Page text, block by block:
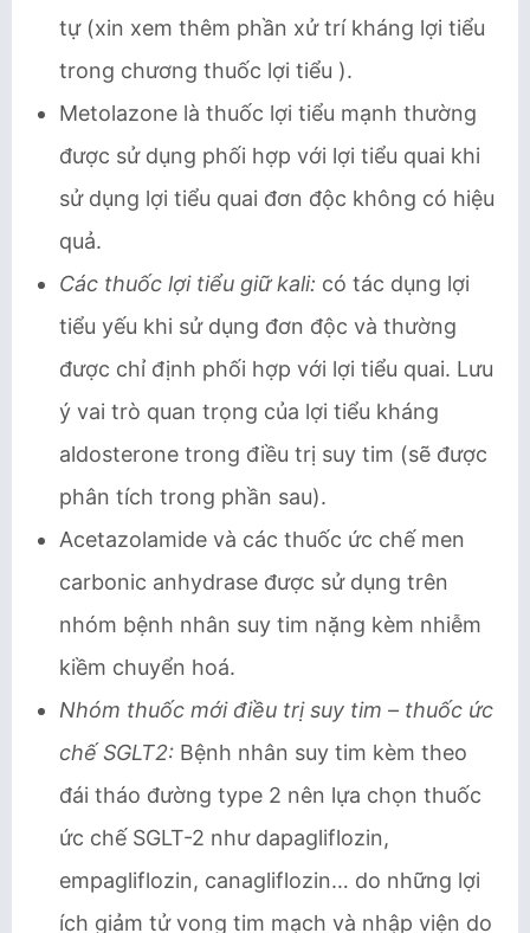
tự (xin xem thêm phần xử trí kháng lợi tiểu
trong chương thuốc lợi tiểu ).
Metolazone là thuốc lợi tiểu mạnh thường
được sử dụng phối hợp với lợi tiểu quai khi
sử dụng lợi tiểu quai đơn độc không có hiệu
quả.
Các thuốc lợi tiểu giữ kali: có tác dụng lợi
tiểu yếu khi sử dụng đơn độc và thường
được chỉ định phối hợp với lợi tiểu quai. Lưu
ý vai trò quan trọng của lợi tiểu kháng
aldosterone trong điều trị suy tim (sẽ được
phân tích trong phần sau).
Acetazolamide và các thuốc ức chế men
carbonic anhydrase được sử dụng trên
nhóm bệnh nhân suy tim nặng kèm nhiễm
kiềm chuyển hoá.
Nhóm thuốc mới điều trị suy tim – thuốc ức
chế SGLT2: Bệnh nhân suy tim kèm theo
đái tháo đường type 2 nên lựa chọn thuốc
ức chế SGLT-2 như dapagliflozin,
empagliflozin, canagliflozin… do những lợi
ích giảm tử vong tim mạch và nhập viện do